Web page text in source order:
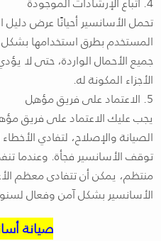
تحمل الأسانسير أحيانًا عرض
المستخدم بطرق استخدامها
جميع الأحمال الواردة، حتى لا
الأجزاء المكونة له.
5. الاعتماد على فريق مؤهل
يجب عليك الاعتماد على فريق
الصيانة والإصلاح، لتفادي
توقف الأسانسير فجأة. وعندما
منتظم، يمكن أن تتفادى معظم
الأسانسير بشكل آمن وفعال
صيانة